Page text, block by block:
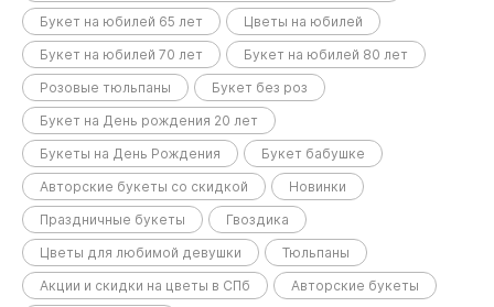
Букет на юбилей 65 лет
Цветы на юбилей
Букет на юбилей 70 лет
Букет на юбилей 80 лет
Розовые тюльпаны
Букет без роз
Букет на День рождения 20 лет
Букеты на День Рождения
Букет бабушке
Авторские букеты со скидкой
Новинки
Праздничные букеты
Гвоздика
Цветы для любимой девушки
Тюльпаны
Акции и скидки на цветы в СПб
Авторские букеты